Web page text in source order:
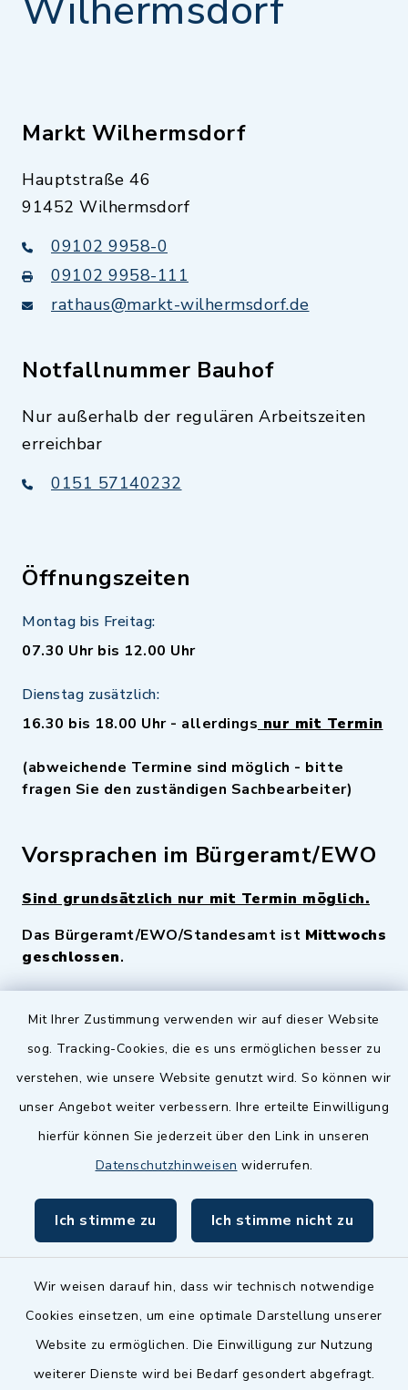
Mit Ihrer Zustimmung verwenden wir auf dieser Website
sog. Tracking-Cookies, die es uns ermöglichen besser zu
verstehen, wie unsere Website genutzt wird. So können wir
unser Angebot weiter verbessern. Ihre erteilte Einwilligung
hierfür können Sie jederzeit über den Link in unseren
Datenschutzhinweisen widerrufen.
Ich stimme zu Ich stimme nicht zu
Wir weisen darauf hin, dass wir technisch notwendige
Cookies einsetzen, um eine optimale Darstellung unserer
Website zu ermöglichen. Die Einwilligung zur Nutzung
weiterer Dienste wird bei Bedarf gesondert abgefragt.
Wilhermsdorf
Markt Wilhermsdorf
Hauptstraße 46
91452 Wilhermsdorf
09102 9958-0
09102 9958-111
rathaus@markt-wilhermsdorf.de
Notfallnummer Bauhof
Nur außerhalb der regulären Arbeitszeiten
erreichbar
0151 57140232
Öffnungszeiten
Montag bis Freitag:
07.30 Uhr bis 12.00 Uhr
Dienstag zusätzlich:
16.30 bis 18.00 Uhr - allerdings nur mit Termin
(abweichende Termine sind möglich - bitte
fragen Sie den zuständigen Sachbearbeiter)
Vorsprachen im Bürgeramt/EWO
Sind grundsätzlich nur mit Termin möglich.
Das Bürgeramt/EWO/Standesamt ist Mittwochs
geschlossen.
Quicklinks
Zenngrund Allianz
Dillenberggruppe
inixmedia GmbH